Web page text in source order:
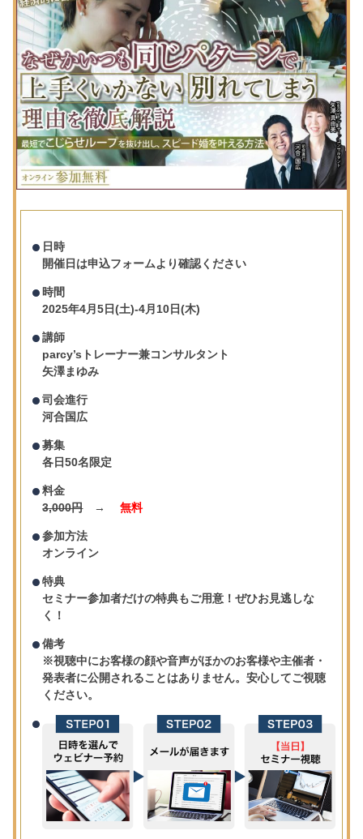
日時
開催日は申込フォームより確認ください
時間
2025年4月5日(土)-4月10日(木)
講師
parcy’sトレーナー兼コンサルタント
矢澤まゆみ
司会進行
河合国広
募集
各日50名限定
料金
3,000円→無料
参加方法
オンライン
特典
セミナー参加者だけの特典もご用意！ぜひお見逃しな
く！
備考
※視聴中にお客様の顔や音声がほかのお客様や主催者・
発表者に公開されることはありません。安心してご視聴
ください。